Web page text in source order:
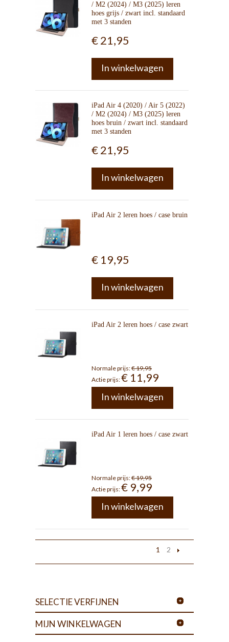
/ M2 (2024) / M3 (2025) leren
hoes grijs / zwart incl. standaard
met 3 standen
€ 21,95
In winkelwagen
iPad Air 4 (2020) / Air 5 (2022)
/ M2 (2024) / M3 (2025) leren
hoes bruin / zwart incl. standaard
met 3 standen
€ 21,95
In winkelwagen
iPad Air 2 leren hoes / case bruin
€ 19,95
In winkelwagen
iPad Air 2 leren hoes / case zwart
Normale prijs:€ 19,95
Actie prijs:€ 11,99
In winkelwagen
iPad Air 1 leren hoes / case zwart
Normale prijs:€ 19,95
Actie prijs:€ 9,99
In winkelwagen
1 2
SELECTIE VERFIJNEN
MIJN WINKELWAGEN